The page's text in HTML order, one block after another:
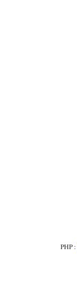
PHP :